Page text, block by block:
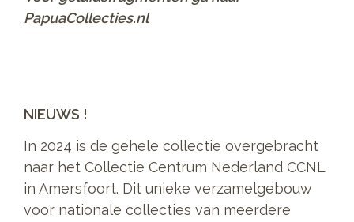
PapuaCollecties.nl
NIEUWS !
In 2024 is de gehele collectie overgebracht
naar het Collectie Centrum Nederland CCNL
in Amersfoort. Dit unieke verzamelgebouw
voor nationale collecties van meerdere